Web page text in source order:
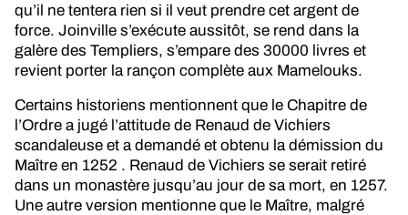
qu’il ne tentera rien si il veut prendre cet argent de
force. Joinville s’exécute aussitôt, se rend dans la
galère des Templiers, s’empare des 30000 livres et
revient porter la rançon complète aux Mamelouks.
Certains historiens mentionnent que le Chapitre de
l’Ordre a jugé l’attitude de Renaud de Vichiers
scandaleuse et a demandé et obtenu la démission du
Maître en 1252 . Renaud de Vichiers se serait retiré
dans un monastère jusqu’au jour de sa mort, en 1257.
Une autre version mentionne que le Maître, malgré